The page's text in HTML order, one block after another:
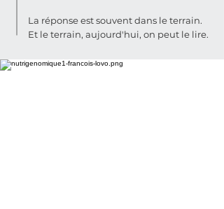
La réponse est souvent dans le terrain.
Et le terrain, aujourd'hui, on peut le lire.